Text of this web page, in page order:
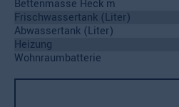
Bettenmasse Heck m
Frischwassertank (Liter)
Abwassertank (Liter)
Heizung
Wohnraumbatterie